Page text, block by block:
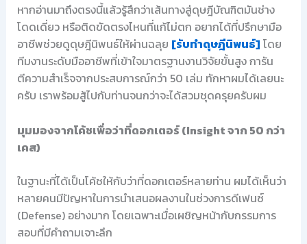
หากอ่านมาถึงตรงนี้แล้วรู้สึกว่าเส้นทางสู่ดุษฎีบัณฑิตมันช่าง
โดดเดี่ยว หรือติดขัดตรงไหนที่แก้ไม่ตก อยากได้ที่ปรึกษามือ
อาชีพช่วยดูดุษฎีนิพนธ์ให้ผ่านฉลุย [รับทำดุษฎีนิพนธ์] โดย
ทีมงานระดับมืออาชีพที่เข้าใจมาตรฐานงานวิจัยขั้นสูง การัน
ตีความสำเร็จจากประสบการณ์กว่า 50 เล่ม ทักหาผมได้เลยนะ
ครับ เราพร้อมสู้ไปกับท่านจนกว่าจะได้สวมชุดครุยครับผม
มุมมองจากโค้ชเพื่อว่าที่ดอกเตอร์ (Insight จาก 50 กว่า
เคส)
ในฐานะที่ได้เป็นโค้ชให้กับว่าที่ดอกเตอร์หลายท่าน ผมได้เห็นว่า
หลายคนมีปัญหาในการนำเสนอผลงานในช่วงการดีเฟนซ์
(Defense) อย่างมาก โดยเฉพาะเมื่อเผชิญหน้ากับกรรมการ
สอบที่มีคำถามเจาะลึก